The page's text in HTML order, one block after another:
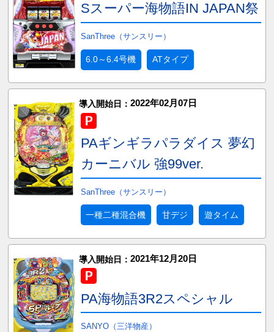
Sスーパー海物語IN JAPAN祭
SanThree（サンスリー）
6.0～6.4号機 ATタイプ
導入開始日： 2022年02月07日
PAギンギラパラダイス 夢幻
カーニバル 強99ver.
SanThree（サンスリー）
一種二種混合機 甘デジ 遊タイム
導入開始日： 2021年12月20日
PA海物語3R2スペシャル
SANYO（三洋物産）